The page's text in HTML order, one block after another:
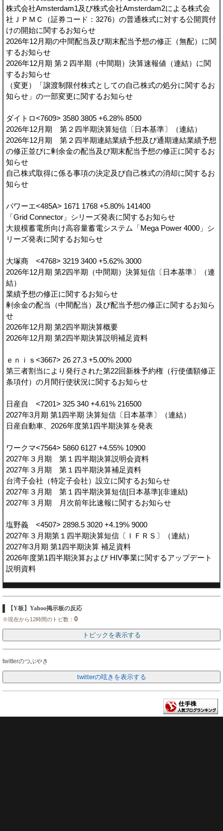
株式会社Amsterdam1及び株式会社Amsterdam2による株式会
社ＪＰＭＣ（証券コード：3276）の普通株式に対する公開買付
けの開始に関するお知らせ
2026年12月期の中間配当及び期末配当予想の修正（無配）に関
するお知らせ
2026年12月期 第２四半期（中間期）決算速報値（連結）に関
するお知らせ
（変更）「譲渡制限付株式としての自己株式の処分に関するお
知らせ」の一部変更に関するお知らせ
ダイトロ<7609> 3580 3805 +6.28% 8500
2026年12月期 第２四半期決算短信〔日本基準〕（連結）
2026年12月期 第２四半期連結業績予想及び通期連結業績予想
の修正並びに剰余金の配当及び期末配当予想の修正に関するお
知らせ
自己株式取得に係る事項の決定及び自己株式の消却に関するお
知らせ
パワーエ<485A> 1671 1768 +5.80% 141400
「Grid Connector」シリーズ発表に関するお知らせ
大規模蓄電所向け高容量蓄電システム「Mega Power 4000」シ
リーズ発表に関するお知らせ
大塚商 <4768> 3219 3400 +5.62% 3000
2026年12月期 第2四半期（中間期）決算短信〔日本基準〕（連
結）
業績予想の修正に関するお知らせ
剰余金の配当（中間配当）及び配当予想の修正に関するお知ら
せ
2026年12月期 第2四半期決算概要
2026年12月期 第2四半期決算説明補足資料
ｅｎｉｓ<3667> 26 27.3 +5.00% 2000
第三者割当により発行された第22回新株予約権（行使価額修正
条項付）の月間行使状況に関するお知らせ
日産自 <7201> 325 340 +4.61% 216500
2027年3月期 第1四半期 決算短信〔日本基準〕（連結）
日産自動車、2026年度第1四半期決算を発表
ワークマ<7564> 5860 6127 +4.55% 10900
2027年３月期 第１四半期決算説明会資料
2027年３月期 第１四半期決算補足資料
台湾子会社（特定子会社）設立に関するお知らせ
2027年３月期 第１四半期決算短信[日本基準](非連結)
2027年３月期 月次前年比速報に関するお知らせ
塩野義 <4507> 2898.5 3020 +4.19% 9000
2027年３月期第１四半期決算短信〔ＩＦＲＳ〕（連結）
2027年3月期 第1四半期決算 補足資料
2026年度第1四半期決算および HIV事業に関するアップデート
説明資料
【Y板】Yahoo掲示板の反応
※現在から12時間のトピ数： 0
twitterのつぶやき